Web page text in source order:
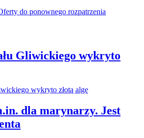
Gliwickiego wykryto
dla marynarzy. Jest